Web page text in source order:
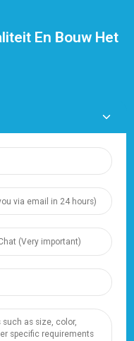
En Bouw Het
Electric & Cable Co.,
Town, 201802,